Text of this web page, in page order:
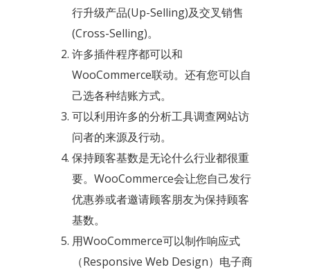
行升级产品(Up-Selling)及交叉销售
(Cross-Selling)。
许多插件程序都可以和
WooCommerce联动。还有您可以自
己选各种结账方式。
可以利用许多的分析工具调查网站访
问者的来源及行动。
保持顾客基数是无论什么行业都很重
要。WooCommerce会让您自己发行
优惠券或者邀请顾客朋友为保持顾客
基数。
用WooCommerce可以制作响应式
（Responsive Web Design）电子商